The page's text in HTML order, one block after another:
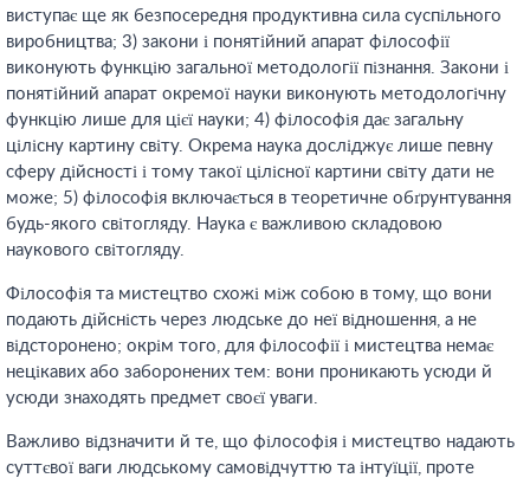
виступає ще як безпосередня продуктивна сила суспільного
виробництва; 3) закони і понятійний апарат філософії
виконують функцію загальної методології пізнання. Закони і
понятійний апарат окремої науки виконують методологічну
функцію лише для цієї науки; 4) філософія дає загальну
цілісну картину світу. Окрема наука досліджує лише певну
сферу дійсності і тому такої цілісної картини світу дати не
може; 5) філософія включається в теоретичне обґрунтування
будь-якого світогляду. Наука є важливою складовою
наукового світогляду.
Філософія та мистецтво схожі між собою в тому, що вони
подають дійсність через людське до неї відношення, а не
відсторонено; окрім того, для філософії і мистецтва немає
нецікавих або заборонених тем: вони проникають усюди й
усюди знаходять предмет своєї уваги.
Важливо відзначити й те, що філософія і мистецтво надають
суттєвої ваги людському самовідчуттю та інтуїції, проте